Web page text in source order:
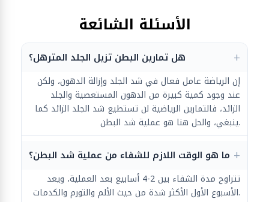
الأسئلة الشائعة
هل تمارين البطن تزيل الجلد المترهل؟
إن الرياضة عامل فعال في شد الجلد وإزالة الدهون، ولكن
عند وجود كمية كبيرة من الدهون المستعصية والجلد
الزائد، فالتمارين الرياضية لن تستطيع شد الجلد الزائد كما
ينبغي، والحل هنا هو عملية شد البطن.
ما هو الوقت اللازم للشفاء من عملية شد البطن؟
تتراوح مدة الشفاء بين 2-4 أسابيع بعد العملية، ويعد
الأسبوع الأول الأكثر شدة من حيث الألم والتورم والكدمات.